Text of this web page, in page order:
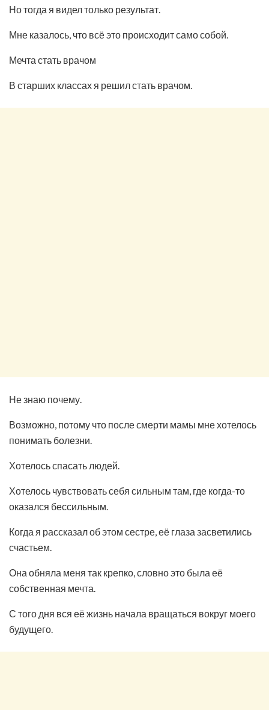
Но тогда я видел только результат.
Мне казалось, что всё это происходит само собой.
Мечта стать врачом
В старших классах я решил стать врачом.
Не знаю почему.
Возможно, потому что после смерти мамы мне хотелось
понимать болезни.
Хотелось спасать людей.
Хотелось чувствовать себя сильным там, где когда-то
оказался бессильным.
Когда я рассказал об этом сестре, её глаза засветились
счастьем.
Она обняла меня так крепко, словно это была её
собственная мечта.
С того дня вся её жизнь начала вращаться вокруг моего
будущего.